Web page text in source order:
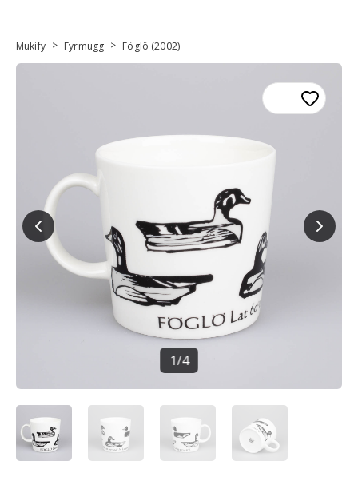
Mukify > Fyrmugg > Föglö (2002)
1/4